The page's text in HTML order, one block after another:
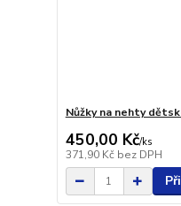
Nůžky na nehty
450,00 Kč/ks
371,90 Kč bez DPH